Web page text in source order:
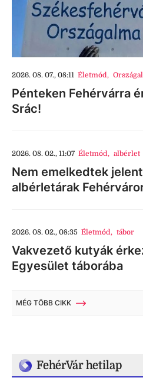
2026. 08. 07., 08:11 Életmód,
Pénteken Fehérvárra
Srác!
2026. 08. 02., 11:07 Életmód, albérlet
Nem emelkedtek
albérletárak
2026. 08. 02., 08:35 Életmód, tábor
Vakvezető kutyák
Egyesület táborába
MÉG TÖBB CIKK
FehérVár hetilap